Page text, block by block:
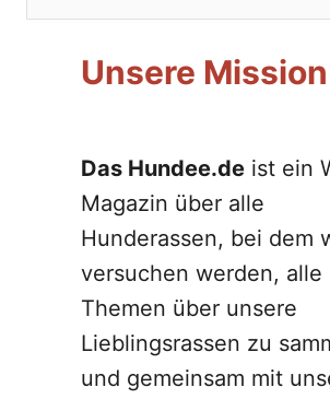
Unsere Mission
Das Hundee.de ist ein
Magazin über alle
Hunderassen, bei dem
versuchen werden, alle
Themen über unsere
Lieblingsrassen zu
und gemeinsam mit